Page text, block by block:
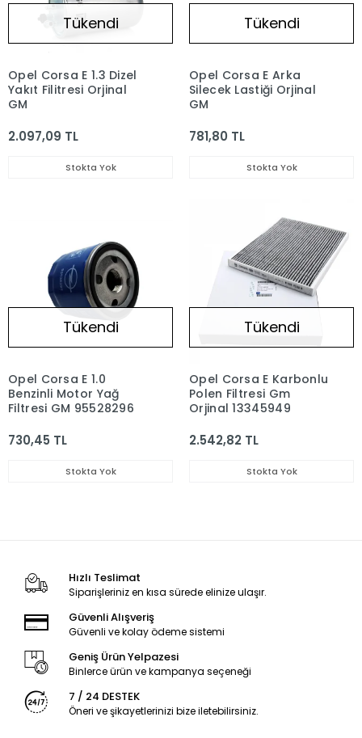
Tükendi
Opel Corsa E 1.3 Dizel
Yakıt Filitresi Orjinal
GM
2.097,09 TL
Stokta Yok
Tükendi
Opel Corsa E Arka
Silecek Lastiği Orjinal
GM
781,80 TL
Stokta Yok
Tükendi
Opel Corsa E 1.0
Benzinli Motor Yağ
Filtresi GM 95528296
730,45 TL
Stokta Yok
Tükendi
Opel Corsa E Karbonlu
Polen Filtresi Gm
Orjinal 13345949
2.542,82 TL
Stokta Yok
Hızlı Teslimat
Siparişleriniz en kısa sürede elinize ulaşır.
Güvenli Alışveriş
Güvenli ve kolay ödeme sistemi
Geniş Ürün Yelpazesi
Binlerce ürün ve kampanya seçeneği
7 / 24 DESTEK
Öneri ve şikayetlerinizi bize iletebilirsiniz.